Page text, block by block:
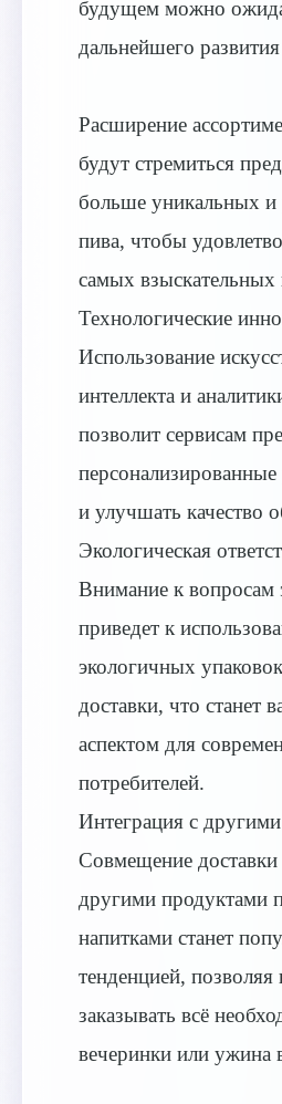
будущем можно
дальнейшего
Расширение
будут стремиться
больше уникальных и
пива, чтобы
самых взыскательных
Технологические
Использование
интеллекта и
позволит сервисам
и улучшать качество
Экологическая
Внимание к вопросам
приведет к
экологичных
доставки, что станет
аспектом для
потребителей.
Интеграция с
Совмещение доставки
другими продуктами
напитками станет
тенденцией, позволяя
заказывать всё
вечеринки или ужина